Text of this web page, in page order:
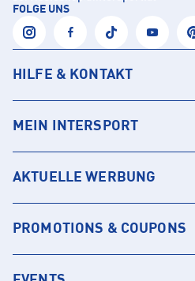
FOLGE UNS
HILFE & KONTAKT
MEIN INTERSPORT
AKTUELLE WERBUNG
PROMOTIONS & COUPONS